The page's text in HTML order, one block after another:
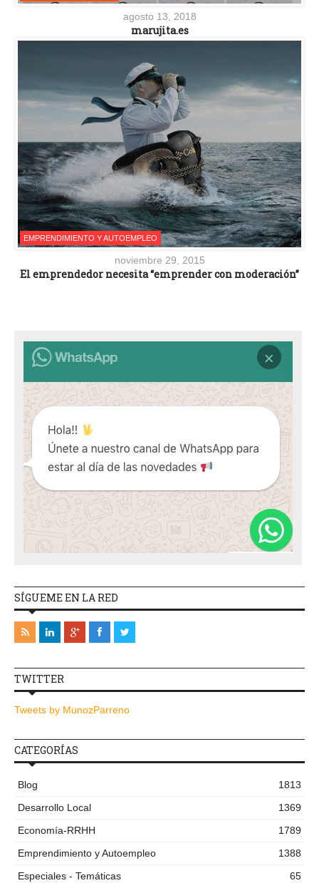
agosto 13, 2018
marujita.es
EMPRENDIMIENTO Y AUTOEMPLEO
noviembre 29, 2015
El emprendedor necesita “emprender con moderación”
SÍGUEME EN LA RED
TWITTER
Tweets by MunozParreno
CATEGORÍAS
Blog
1813
Desarrollo Local
1369
Economía-RRHH
1789
Emprendimiento y Autoempleo
1388
Especiales - Temáticas
65